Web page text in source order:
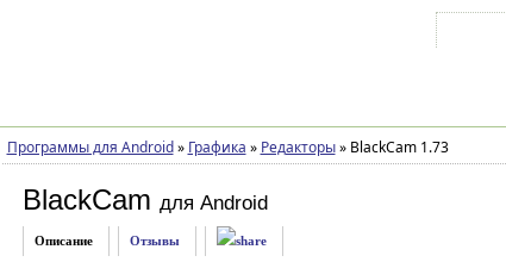
Программы для Android » Графика » Редакторы »BlackCam 1.73
BlackCam для Android
Описание Отзывы